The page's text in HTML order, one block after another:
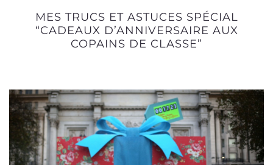
MES TRUCS ET ASTUCES SPÉCIAL
“CADEAUX D’ANNIVERSAIRE AUX
COPAINS DE CLASSE”